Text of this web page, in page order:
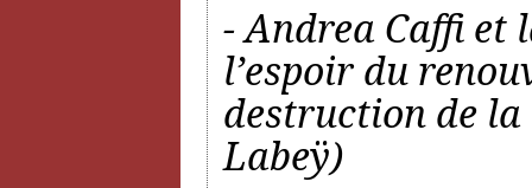
- Andrea Caffi et
l’espoir du
destruction de
Labeÿ)